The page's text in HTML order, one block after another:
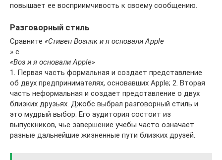
повышает ее восприимчивость к своему сообщению.
Разговорный стиль
Сравните «Стивен Возняк и я основали Apple
» с
«Воз и я основали Apple»
1. Первая часть формальная и создает представление
об двух предпринимателях, основавших Apple; 2. Вторая
часть неформальная и создает представление о двух
близких друзьях. Джобс выбрал разговорный стиль и
это мудрый выбор. Его аудитория состоит из
выпускников, чье завершение учебы часто означает
разные дальнейшие жизненные пути близких друзей.